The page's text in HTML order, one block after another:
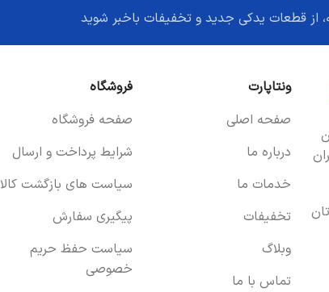
از قطعات یدکی جدید و تخفیفات باخبر شوید
ونتاپارت
صفحه اصلی
درباره ما
خدمات ما
تخفیفات
وبلاگ
تماس با ما
فروشگاه
صفحه فروشگاه
شرایط پرداخت و ارسال
سیاست های بازگشت کالا
پیگیری سفارش
سیاست حفظ حریم
خصوصی